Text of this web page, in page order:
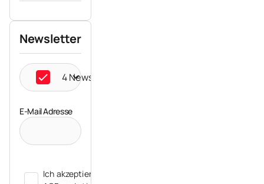
Newsletter
4 Newsletter ausgewählt
E-Mail Adresse
Ich akzeptiere die